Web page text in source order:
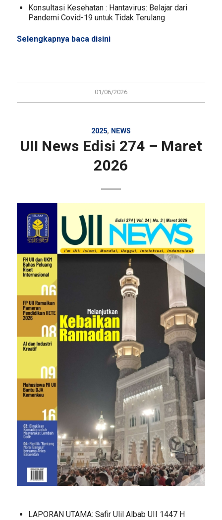
Konsultasi Kesehatan : Hantavirus: Belajar dari
Pandemi Covid-19 untuk Tidak Terulang
Selengkapnya baca disini
01/06/2026
2025, NEWS
UII News Edisi 274 – Maret
2026
LAPORAN UTAMA: Safir Ulil Albab UII 1447 H